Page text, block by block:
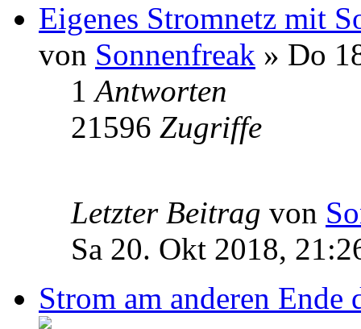
Eigenes Stromnetz mit
von Sonnenfreak » Do
1Antworten
21596 Zugriffe
Letzter Beitrag von
Sa 20. Okt 2018,
Strom am anderen Ende